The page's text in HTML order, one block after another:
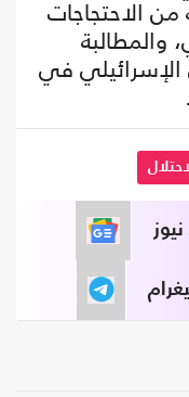
الاحتجاجات
والمطالبة
في
الاحتلال